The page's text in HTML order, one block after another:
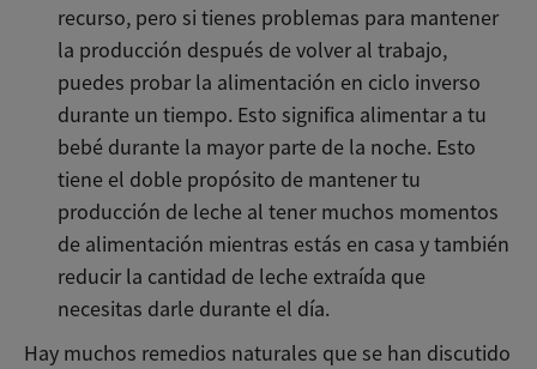
recurso, pero si tienes problemas para mantener
la producción después de volver al trabajo,
puedes probar la alimentación en ciclo inverso
durante un tiempo. Esto significa alimentar a tu
bebé durante la mayor parte de la noche. Esto
tiene el doble propósito de mantener tu
producción de leche al tener muchos momentos
de alimentación mientras estás en casa y también
reducir la cantidad de leche extraída que
necesitas darle durante el día.
Hay muchos remedios naturales que se han discutido